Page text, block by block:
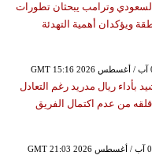
وترامب يبحثان تطورات
ويؤكدان أهمية التهدئة
بأداء ريال مدريد رغم التعادل
من عدم اكتمال الفريق